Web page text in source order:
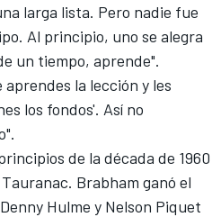
larga lista. Pero nadie fue
Al principio, uno se alegra
un tiempo, aprende".
la lección y les
los fondos'. Así no
de la década de 1960
Brabham ganó el
Hulme y Nelson Piquet